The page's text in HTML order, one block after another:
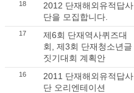
18
2012 단재해외유적답사
단을 모집합니다.
17
제6회 단재역사퀴즈대
회, 제3회 단재청소년글
짓기대회 계획안
16
2011 단재해외유적답사
단 오리엔테이션